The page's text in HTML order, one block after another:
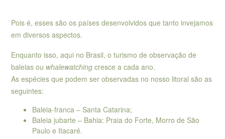
Pois é, esses são os países desenvolvidos que tanto invejamos
em diversos aspectos.
Enquanto isso, aqui no Brasil, o turismo de observação de
baleias ou whalewatching cresce a cada ano.
As espécies que podem ser observadas no nosso litoral são as
seguintes:
Baleia-franca – Santa Catarina;
Baleia jubarte – Bahia: Praia do Forte, Morro de São
Paulo e Itacaré.